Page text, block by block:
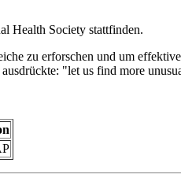
Health Society stattfinden.
zu erforschen und um
"let us find more